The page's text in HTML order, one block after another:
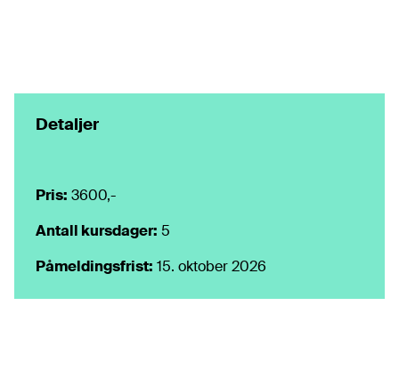
Detaljer
Pris: 3600,-
Antall kursdager: 5
Påmeldingsfrist: 15. oktober 2026